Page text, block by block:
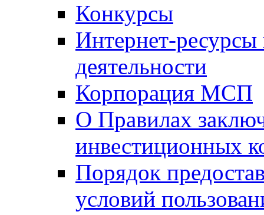
Конкурсы
Интернет-
деятельности
Корпорация МСП
О Правилах
инвестиционных
Порядок
условий